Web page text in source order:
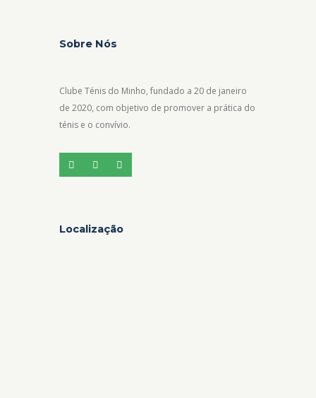
Sobre Nós
Clube Ténis do Minho, fundado a 20 de janeiro
de 2020, com objetivo de promover a prática do
ténis e o convívio.
Localização